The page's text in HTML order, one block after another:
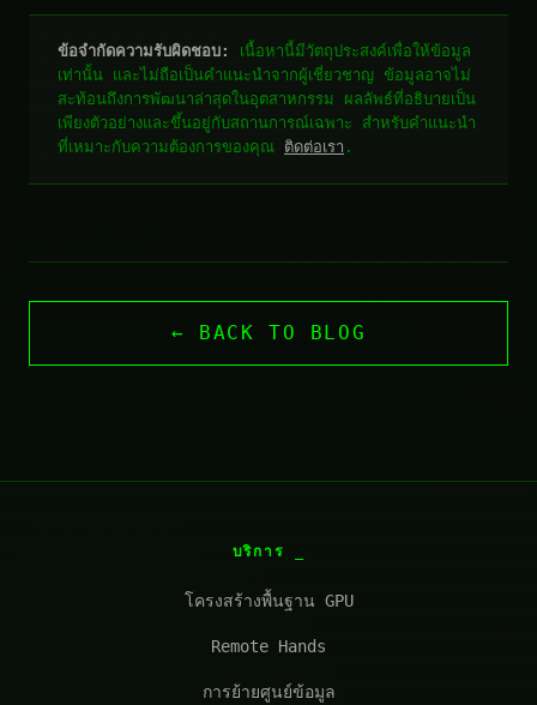
ข้อจำกัดความรับผิดชอบ:
เนื้อหานี้มีวัตถุประสงค์เพื่อให้ข้อมูล
เท่านั้น และไม่ถือเป็นคำแนะนำจากผู้เชี่ยวชาญ ข้อมูลอาจไม่
สะท้อนถึงการพัฒนาล่าสุดในอุตสาหกรรม ผลลัพธ์ที่อธิบายเป็น
เพียงตัวอย่างและขึ้นอยู่กับสถานการณ์เฉพาะ สำหรับคำแนะนำ
ที่เหมาะกับความต้องการของคุณ ติดต่อเรา .
← BACK TO BLOG
บริการ
โครงสร้างพื้นฐาน GPU
Remote Hands
การย้ายศูนย์ข้อมูล